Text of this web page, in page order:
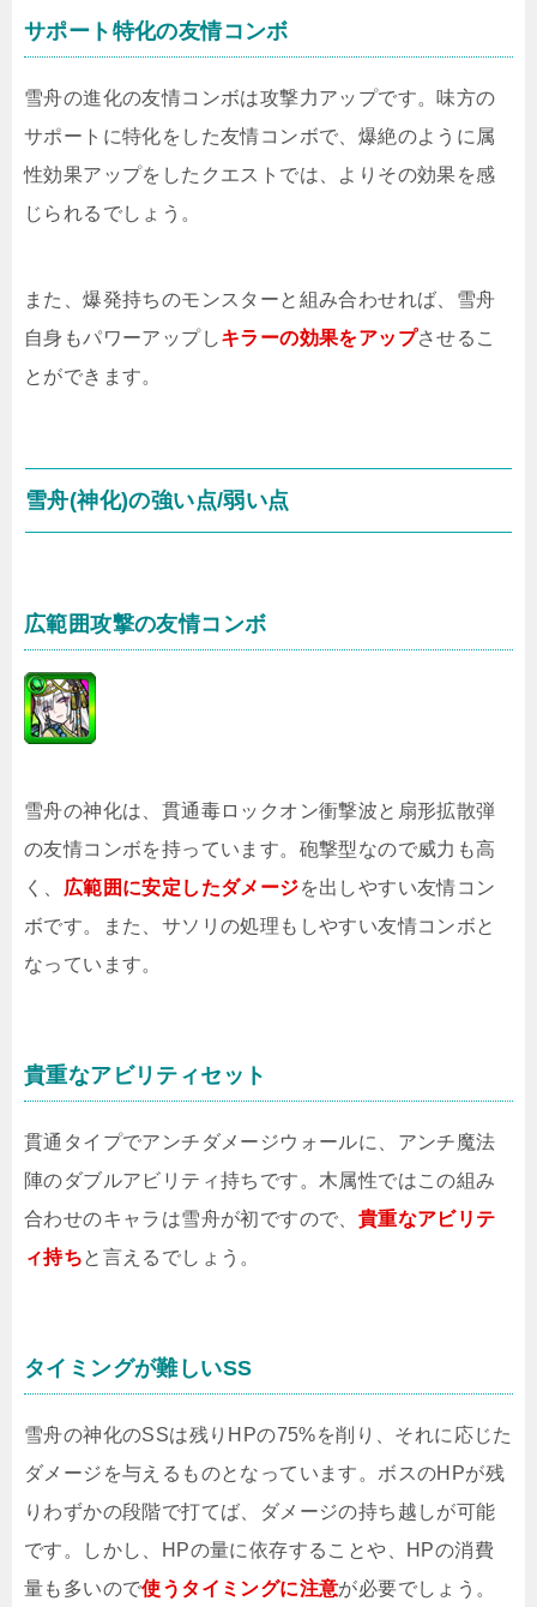
サポート特化の友情コンボ
雪舟の進化の友情コンボは攻撃力アップです。味方の
サポートに特化をした友情コンボで、爆絶のように属
性効果アップをしたクエストでは、よりその効果を感
じられるでしょう。
また、爆発持ちのモンスターと組み合わせれば、雪舟
自身もパワーアップしキラーの効果をアップさせるこ
とができます。
雪舟(神化)の強い点/弱い点
広範囲攻撃の友情コンボ
雪舟の神化は、貫通毒ロックオン衝撃波と扇形拡散弾
の友情コンボを持っています。砲撃型なので威力も高
く、 広範囲に安定したダメージを出しやすい友情コン
ボです。また、サソリの処理もしやすい友情コンボと
なっています。
貴重なアビリティセット
貫通タイプでアンチダメージウォールに、アンチ魔法
陣のダブルアビリティ持ちです。木属性ではこの組み
合わせのキャラは雪舟が初ですので、 貴重なアビリテ
ィ持ちと言えるでしょう。
タイミングが難しいSS
雪舟の神化のSSは残りHPの75%を削り、それに応じた
ダメージを与えるものとなっています。ボスのHPが残
りわずかの段階で打てば、ダメージの持ち越しが可能
です。しかし、HPの量に依存することや、HPの消費
量も多いので使うタイミングに注意が必要でしょう。